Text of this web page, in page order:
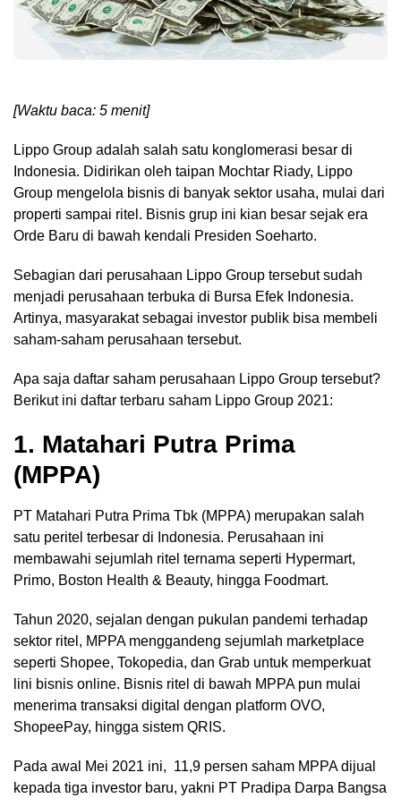
[Waktu baca: 5 menit]
Lippo Group adalah salah satu konglomerasi besar di
Indonesia. Didirikan oleh taipan Mochtar Riady, Lippo
Group mengelola bisnis di banyak sektor usaha, mulai dari
properti sampai ritel. Bisnis grup ini kian besar sejak era
Orde Baru di bawah kendali Presiden Soeharto.
Sebagian dari perusahaan Lippo Group tersebut sudah
menjadi perusahaan terbuka di Bursa Efek Indonesia.
Artinya, masyarakat sebagai investor publik bisa membeli
saham-saham perusahaan tersebut.
Apa saja daftar saham perusahaan Lippo Group tersebut?
Berikut ini daftar terbaru saham Lippo Group 2021:
1. Matahari Putra Prima
(MPPA)
PT Matahari Putra Prima Tbk (MPPA) merupakan salah
satu peritel terbesar di Indonesia. Perusahaan ini
membawahi sejumlah ritel ternama seperti Hypermart,
Primo, Boston Health & Beauty, hingga Foodmart.
Tahun 2020, sejalan dengan pukulan pandemi terhadap
sektor ritel, MPPA menggandeng sejumlah marketplace
seperti Shopee, Tokopedia, dan Grab untuk memperkuat
lini bisnis online. Bisnis ritel di bawah MPPA pun mulai
menerima transaksi digital dengan platform OVO,
ShopeePay, hingga sistem QRIS.
Pada awal Mei 2021 ini, 11,9 persen saham MPPA dijual
kepada tiga investor baru, yakni PT Pradipa Darpa Bangsa